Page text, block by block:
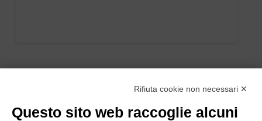
Rifiuta cookie non necessari ✕
Questo sito web raccoglie alcuni